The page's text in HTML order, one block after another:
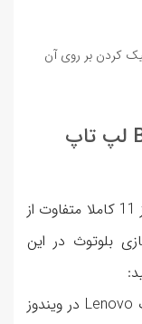
کردن بر روی آن
آموزش فعال سازی Bluetooth لپ تاپ
فعال کردن بلوتوث لپ تاپ لنوو در ویندوز 11 کاملا متفاوت از
بلوتوث در این
1- برای سریع فعال کردن بلوتوث لپ تاپ Lenovo در ویندوز